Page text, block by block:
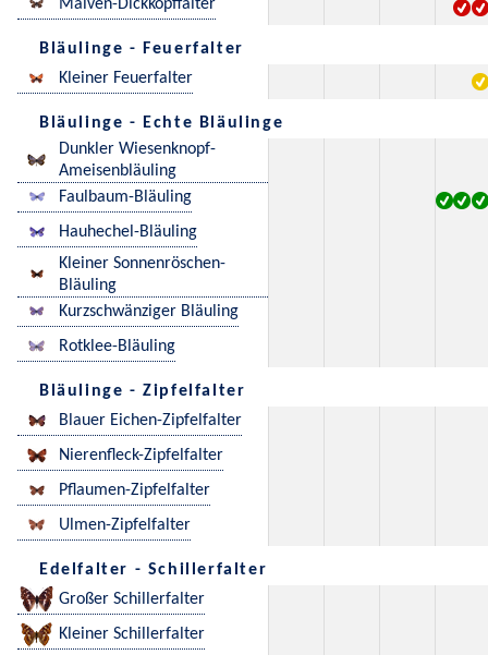
Malven-Dickkopffalter
Bläulinge - Feuerfalter
Kleiner Feuerfalter
Bläulinge - Echte Bläulinge
Dunkler Wiesenknopf-
Ameisenbläuling
Faulbaum-Bläuling
Hauhechel-Bläuling
Kleiner Sonnenröschen-
Bläuling
Kurzschwänziger Bläuling
Rotklee-Bläuling
Bläulinge - Zipfelfalter
Blauer Eichen-Zipfelfalter
Nierenfleck-Zipfelfalter
Pflaumen-Zipfelfalter
Ulmen-Zipfelfalter
Edelfalter - Schillerfalter
Großer Schillerfalter
Kleiner Schillerfalter